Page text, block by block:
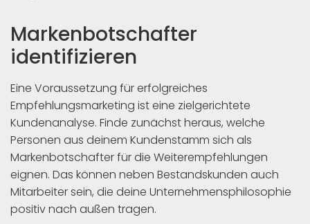
Markenbotschafter
identifizieren
Eine Voraussetzung für erfolgreiches
Empfehlungsmarketing ist eine zielgerichtete
Kundenanalyse. Finde zunächst heraus, welche
Personen aus deinem Kundenstamm sich als
Markenbotschafter für die Weiterempfehlungen
eignen. Das können neben Bestandskunden auch
Mitarbeiter sein, die deine Unternehmensphilosophie
positiv nach außen tragen.